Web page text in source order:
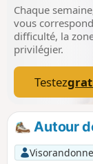
Chaque
vous
difficulté, la
privilégier.
Testez
Autour